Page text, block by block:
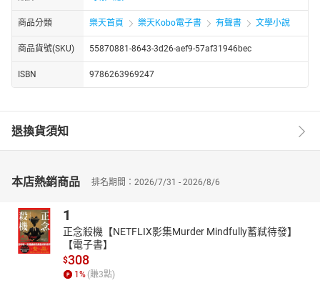
本輯17曲共精選11則以美國西部為故事背景的經典短篇小說，讓你
笑中帶淚看透人性：
◎人生的重要選擇題〈命運之路〉
◎裹著糖衣的藥丸〈言之外意〉
當你以為是個好生意，結局可能讓你血本無歸。
歐．亨利（O. Henry, 1862-1910）
美國「現代短篇小說之父」，與法國莫泊桑、俄國契訶夫並稱「世
界三大短篇小說家」。
他的人生經歷很傳奇，十五歲時從高中輟學，此後從事過藥劑師、
會計、牧羊人、廚師、經紀人、出版商、歌手等十幾種天差地別的
商品分類 樂天首頁 樂天Kobo電子書 有聲書 文學小說
商品貨號(SKU) 55870881-8643-3d26-aef9-57af31946bec
ISBN 9786263969247
退換貨須知
本店熱銷商品 排名期間：2026/7/31 - 2026/8/6
1
正念殺機【NETFLIX影集Murder Mindfully蓄弒待發】
【電子書】
$308
1 % (賺3點)